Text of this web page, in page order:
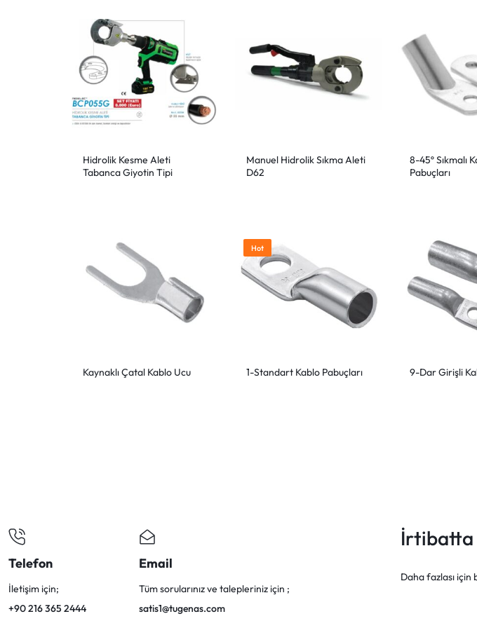
Hidrolik Kesme Aleti
Tabanca Giyotin Tipi
Manuel Hidrolik Sıkma Aleti
D62
8-45º Sıkmalı
Pabuçları
Kaynaklı Çatal Kablo Ucu
Hot
1-Standart Kablo Pabuçları 9-Dar Girişli
Telefon
İletişim için;
+90 216 365 2444
Email
Tüm sorularınız ve talepleriniz için ;
satis1@tugenas.com
İrtibatta
Daha fazlası